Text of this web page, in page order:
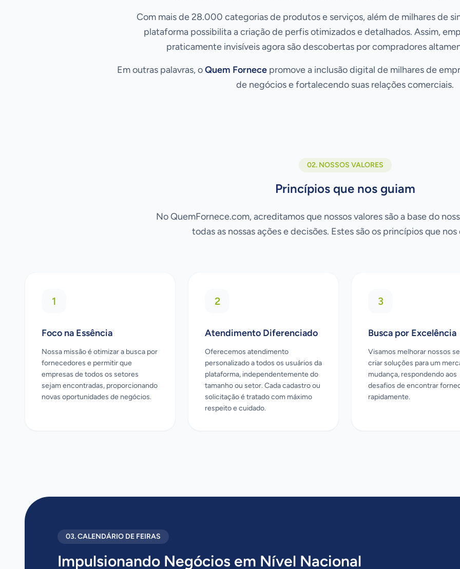
Com mais de 28.000 categorias de produtos e serviços, além de milhares de
plataforma possibilita a criação de perfis otimizados e detalhados. Assim,
praticamente invisíveis agora são descobertas por compradores
Em outras palavras, oQuem Fornece promove a inclusão digital de milhares de
de negócios e fortalecendo suas relações comerciais.
02. NOSSOS VALORES
Princípios que nos guiam
No QuemFornece.com, acreditamos que nossos valores são a base do
todas as nossas ações e decisões. Estes são os princípios que
1
Foco na Essência
Nossa missão é otimizar a busca por
fornecedores e permitir que
empresas de todos os setores
sejam encontradas, proporcionando
novas oportunidades de negócios.
2
Atendimento Diferenciado
Oferecemos atendimento
personalizado a todos os usuários da
plataforma, independentemente do
tamanho ou setor. Cada cadastro ou
solicitação é tratado com máximo
respeito e cuidado.
3
Busca por Excelência
Visamos melhorar nossos
criar soluções para um
mudança, respondendo aos
desafios de encontrar
rapidamente.
03. CALENDÁRIO DE FEIRAS
Impulsionando Negócios em Nível Nacional